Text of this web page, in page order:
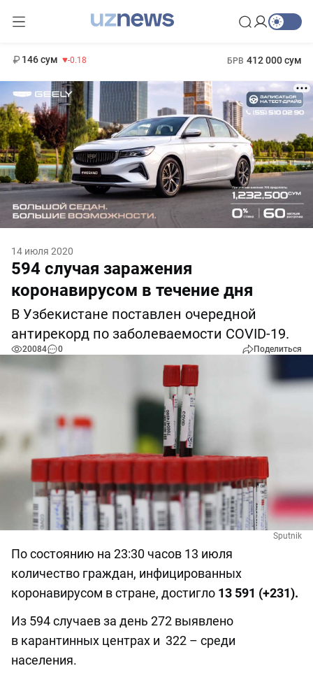
146 сум -0.18 БРВ 412 000 сум
14 июля 2020
594 случая заражения
коронавирусом в течение дня
В Узбекистане поставлен очередной
антирекорд по заболеваемости COVID-19.
20084 0 Поделиться
Sputnik
По состоянию на 23:30 часов 13 июля
количество граждан, инфицированных
коронавирусом в стране, достигло 13 591 (+231).
Из 594 случаев за день 272 выявлено
в карантинных центрах и 322 – среди
населения.